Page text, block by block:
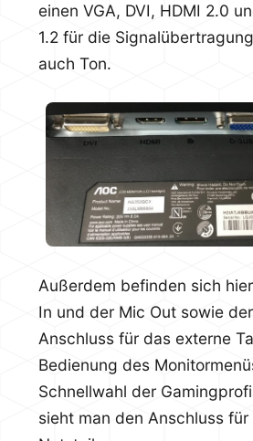
einen VGA, DVI, HDMI 2.0
1.2 für die
auch Ton.
Außerdem befinden sich
In und der Mic Out sowie
Anschluss für das externe
Bedienung des
Schnellwahl der
sieht man den Anschluss